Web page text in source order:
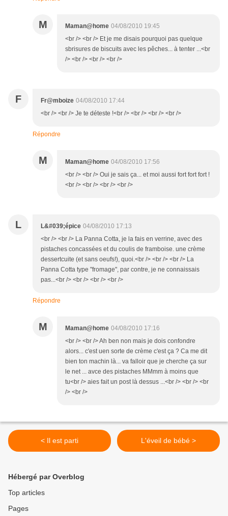
M Maman@home 04/08/2010 19:45
<br /> <br /> Et je me disais pourquoi pas quelque
sbrisures de biscuits avec les pêches... à tenter ...<br
/> <br /> <br /> <br />
F Fr@mboize 04/08/2010 17:44
<br /> <br /> Je te déteste !<br /> <br /> <br /> <br />
Répondre
M Maman@home 04/08/2010 17:56
<br /> <br /> Oui je sais ça... et moi aussi fort fort fort !
<br /> <br /> <br /> <br />
L L&#039;épice 04/08/2010 17:13
<br /> <br /> La Panna Cotta, je la fais en verrine, avec des
pistaches concassées et du coulis de framboise. une crème
dessertcuite (et sans oeufs!), quoi.<br /> <br /> <br /> La
Panna Cotta type "fromage", par contre, je ne connaissais
pas...<br /> <br /> <br /> <br />
Répondre
M Maman@home 04/08/2010 17:16
<br /> <br /> Ah ben non mais je dois confondre
alors... c'est uen sorte de crème c'est ça ? Ca me dit
bien ton machin là... va falloir que je cherche ça sur
le net ... avce des pistaches MMmm à moins que
tu<br /> aies fait un post là dessus ...<br /> <br /> <br
/> <br />
< Il est parti L'éveil de bébé >
Hébergé par Overblog
Top articles
Pages